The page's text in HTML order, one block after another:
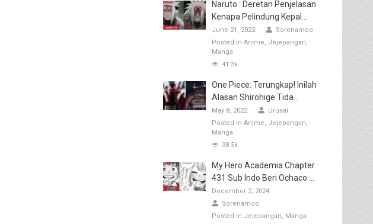
Naruto : Deretan Penjelasan
Kenapa Pelindung Kepal...
June 21, 2022
Sorenamoo
Posted in Anime
Jejepangan
Manga
41.3k
One Piece: Terungkap! Inilah
Alasan Shirohige Tida...
May 8, 2022
Urusai
Posted in Anime
Jejepangan
Manga
38.5k
My Hero Academia Chapter
431 Sub Indo Beri Ochaco ...
December 2, 2024
Sorenamoo
Posted in Jejepangan
Manga